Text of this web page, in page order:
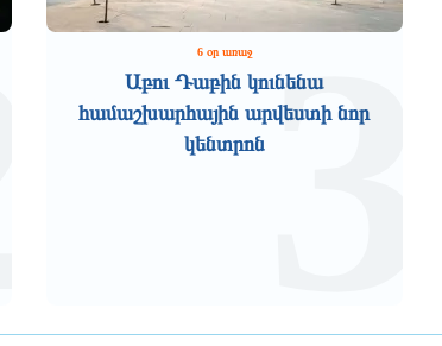
6 օր առաջ
Աբու Դաբին կունենա
համաշխարհային արվեստի նոր
կենտրոն3